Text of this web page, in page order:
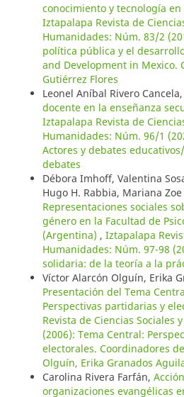
conocimiento y tecnología
Iztapalapa Revista de
Humanidades: Núm. 83/2
política pública y el
and Development in Mexico.
Gutiérrez Flores
Leonel Aníbal Rivero Cancela,
docente en la enseñanza
Iztapalapa Revista de
Humanidades: Núm. 96/1
Actores y debates
debates
Débora Imhoff, Valentina
Hugo H. Rabbia, Mariana
Representaciones sociales
género en la Facultad de
(Argentina) , Iztapalapa
Humanidades: Núm. 97-98
solidaria: de la teoría a la
Víctor Alarcón Olguín, Erika
Presentación del Tema
Perspectivas partidarias y
Revista de Ciencias Sociales
(2006): Tema Central:
electorales. Coordinadores
Olguín, Erika Granados
Carolina Rivera Farfán,
organizaciones evangélicas